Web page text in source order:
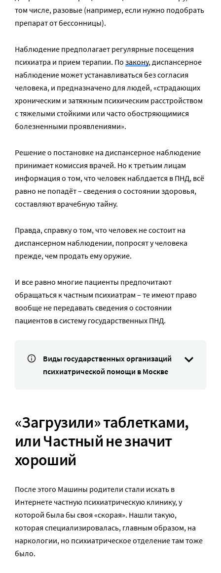
том числе, разовые (например, если нужно подобрать
препарат от бессонницы).
Наблюдение предполагает регулярные посещения
психиатра и прием терапии. По закону, диспансерное
наблюдение может устанавливаться без согласия
человека, и предназначено для людей, «страдающих
хроническим и затяжным психическим расстройством
с тяжелыми стойкими или часто обостряющимися
болезненными проявлениями».
Решение о постановке на диспансерное наблюдение
принимает комиссия врачей. Но к третьим лицам
информация о том, что человек наблдается в ПНД, всё
равно не попадёт – сведения о состоянии здоровья,
составляют врачебную тайну.
Правда, справку о том, что человек не состоит на
диспансерном наблюдении, попросят у человека
прежде, чем продать ему оружие.
И все равно многие пациенты предпочитают
обращаться к частным психиатрам – те имеют право
вообще не передавать сведения о состоянии
пациентов в систему государственных ПНД.
Виды государственных организаций
психиатрической помощи в Москве
«Загрузили» таблетками,
или Частный не значит
хороший
После этого Машины родители стали искать в
Интернете частную психиатрическую клинику, у
которой была бы своя «скорая». Нашли такую,
которая специализировалась, главным образом, на
наркологии, но психиатрическое отделение там тоже
было.